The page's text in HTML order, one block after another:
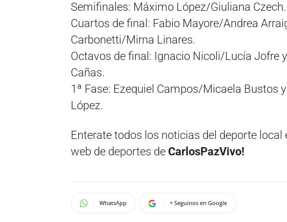
Semifinales: Máximo López/Giuliana Czech.
Cuartos de final: Fabio Mayore/Andrea
Carbonetti/Mirna Linares.
Octavos de final: Ignacio Nicoli/Lucía Jofre
Cañas.
1ª Fase: Ezequiel Campos/Micaela Bustos
López.
Enterate todos los noticias del deporte local
web de deportes de CarlosPazVivo!
WhatsApp + Seguinos en Google